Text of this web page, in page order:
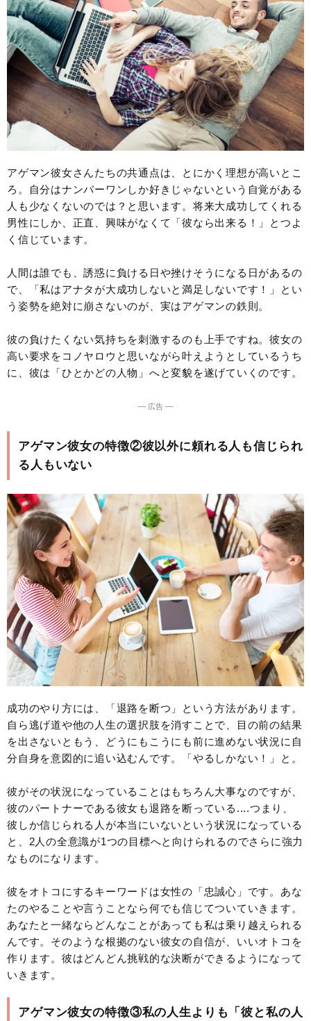
アゲマン彼女さんたちの共通点は、とにかく理想が高いとこ
ろ。自分はナンバーワンしか好きじゃないという自覚がある
人も少なくないのでは？と思います。将来大成功してくれる
男性にしか、正直、興味がなくて「彼なら出来る！」とつよ
く信じています。
人間は誰でも、誘惑に負ける日や挫けそうになる日があるの
で、「私はアナタが大成功しないと満足しないです！」とい
う姿勢を絶対に崩さないのが、実はアゲマンの鉄則。
彼の負けたくない気持ちを刺激するのも上手ですね。彼女の
高い要求をコノヤロウと思いながら叶えようとしているうち
に、彼は「ひとかどの人物」へと変貌を遂げていくのです。
― 広告 ―
アゲマン彼女の特徴②彼以外に頼れる人も信じられ
る人もいない
成功のやり方には、「退路を断つ」という方法があります。
自ら逃げ道や他の人生の選択肢を消すことで、目の前の結果
を出さないともう、どうにもこうにも前に進めない状況に自
分自身を意図的に追い込むんです。「やるしかない！」と。
彼がその状況になっていることはもちろん大事なのですが、
彼のパートナーである彼女も退路を断っている....つまり、
彼しか信じられる人が本当にいないという状況になっている
と、2人の全意識が1つの目標へと向けられるのでさらに強力
なものになります。
彼をオトコにするキーワードは女性の「忠誠心」です。あな
たのやることや言うことなら何でも信じてついていきます。
あなたと一緒ならどんなことがあっても私は乗り越えられる
んです。そのような根拠のない彼女の自信が、いいオトコを
作ります。彼はどんどん挑戦的な決断ができるようになって
いきます。
アゲマン彼女の特徴③私の人生よりも「彼と私の人